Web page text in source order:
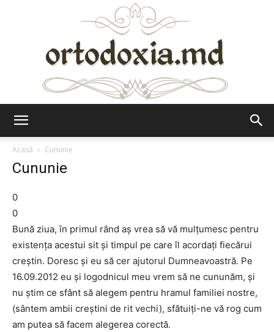
Acasă
Cununie
Cununie
0
0
Bună ziua, în primul rând aș vrea să vă mulțumesc pentru
existența acestui sit și timpul pe care îl acordați fiecărui
creștin. Doresc și eu să cer ajutorul Dumneavoastră. Pe
16.09.2012 eu și logodnicul meu vrem să ne cununăm, și
nu știm ce sfânt să alegem pentru hramul familiei nostre,
(sântem ambii creștini de rit vechi), sfătuiți-ne vă rog cum
am putea să facem alegerea corectă.